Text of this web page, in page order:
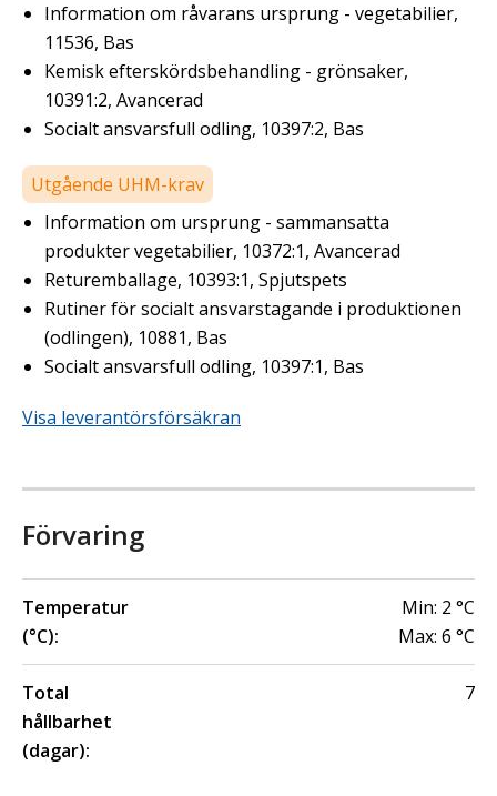
Information om råvarans ursprung - vegetabilier,
11536, Bas
Kemisk efterskördsbehandling - grönsaker,
10391:2, Avancerad
Socialt ansvarsfull odling, 10397:2, Bas
Utgående UHM-krav
Information om ursprung - sammansatta
produkter vegetabilier, 10372:1, Avancerad
Returemballage, 10393:1, Spjutspets
Rutiner för socialt ansvarstagande i produktionen
(odlingen), 10881, Bas
Socialt ansvarsfull odling, 10397:1, Bas
Visa leverantörsförsäkran
Förvaring
Temperatur
(°C):
Min: 2 °C
Max: 6 °C
Total
hållbarhet
(dagar):
7